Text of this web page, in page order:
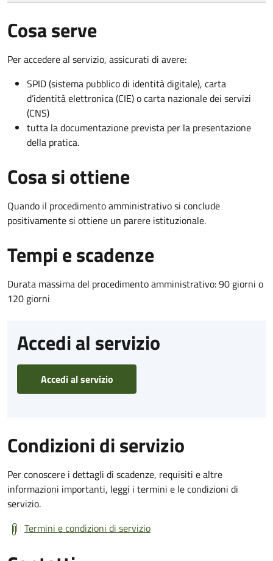
Cosa serve
Per accedere al servizio, assicurati di avere:
SPID (sistema pubblico di identità digitale), carta
d’identità elettronica (CIE) o carta nazionale dei servizi
(CNS)
tutta la documentazione prevista per la presentazione
della pratica.
Cosa si ottiene
Quando il procedimento amministrativo si conclude
positivamente si ottiene un parere istituzionale.
Tempi e scadenze
Durata massima del procedimento amministrativo: 90 giorni o
120 giorni
Accedi al servizio
Accedi al servizio
Condizioni di servizio
Per conoscere i dettagli di scadenze, requisiti e altre
informazioni importanti, leggi i termini e le condizioni di
servizio.
Termini e condizioni di servizio